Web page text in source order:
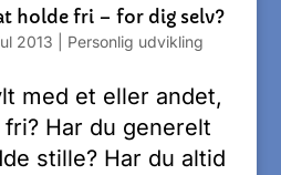
holde fri – for dig selv?
2013 Personlig udvikling
med et eller andet,
Har du generelt
stille? Har du altid